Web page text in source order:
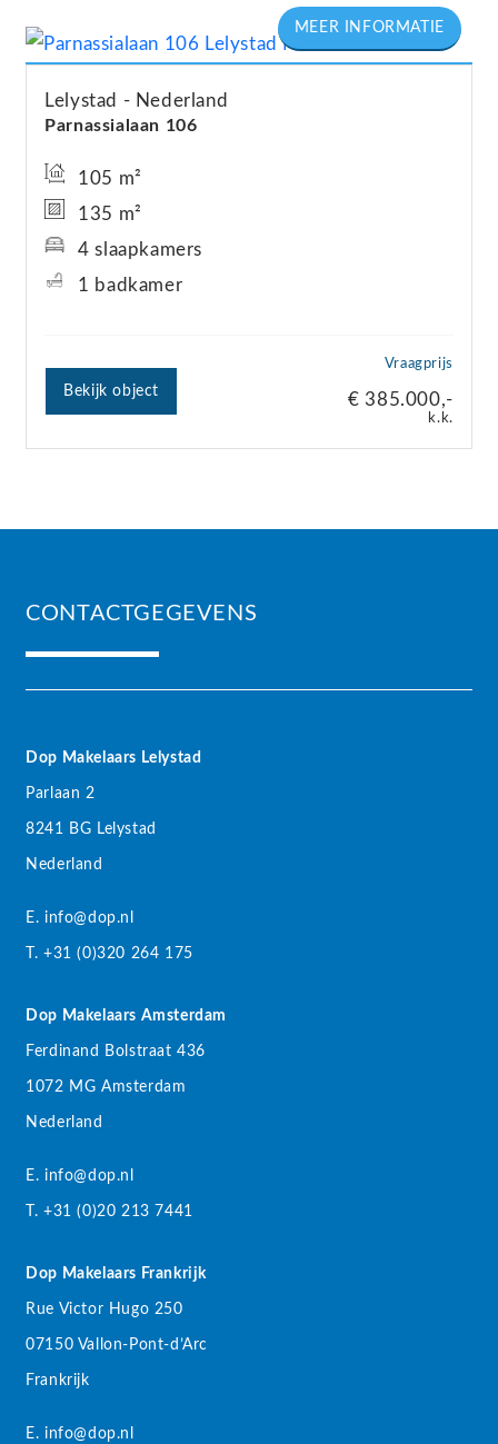
Parnassialaan 106
Lelystad Nederland
Vraagprijs
€ 385.000,-
k.k.
105 m²
135 m²
4 slaapkamers
1 badkamer
Bekijk object
CONTACTGEGEVENS
Dop Makelaars Lelystad
Parlaan 2
8241 BG Lelystad
Nederland
E. info@dop.nl
T. +31 (0)320 264 175
Dop Makelaars Amsterdam
Ferdinand Bolstraat 436
1072 MG Amsterdam
Nederland
E. info@dop.nl
T. +31 (0)20 213 7441
Dop Makelaars Frankrijk
Rue Victor Hugo 250
07150 Vallon-Pont-d’Arc
Frankrijk
E. info@dop.nl